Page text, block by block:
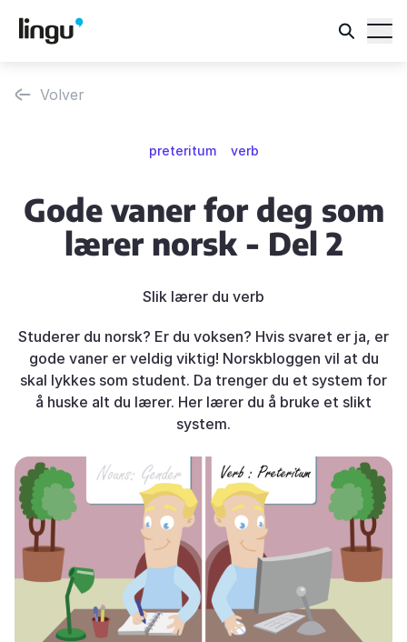
Volver
preteritum verb
Gode vaner for deg som
lærer norsk - Del 2
Slik lærer du verb
Studerer du norsk? Er du voksen? Hvis svaret er ja, er
gode vaner er veldig viktig! Norskbloggen vil at du
skal lykkes som student. Da trenger du et system for
å huske alt du lærer. Her lærer du å bruke et slikt
system.